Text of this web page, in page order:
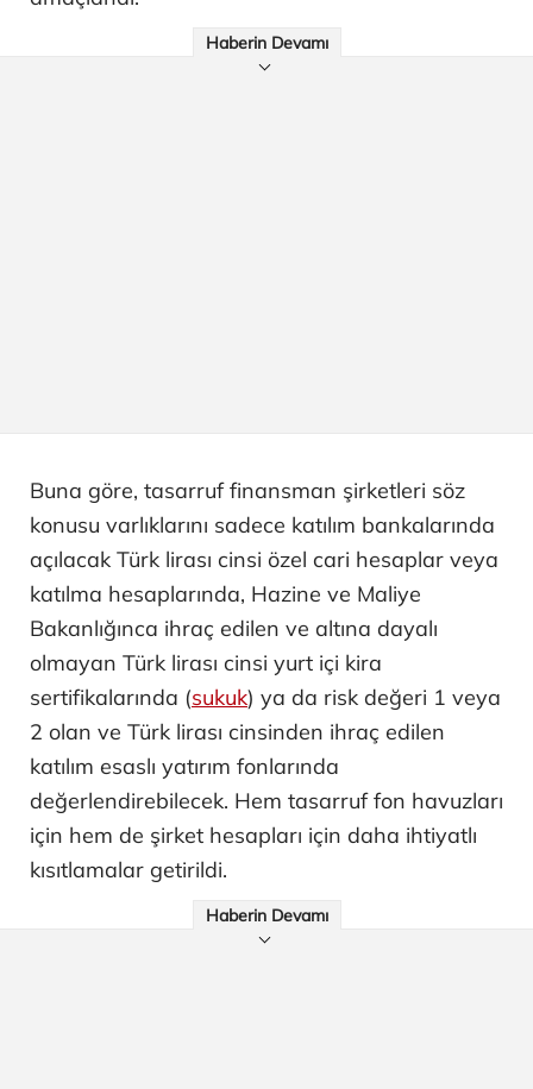
Haberin Devamı
Buna göre, tasarruf finansman şirketleri söz
konusu varlıklarını sadece katılım bankalarında
açılacak Türk lirası cinsi özel cari hesaplar veya
katılma hesaplarında, Hazine ve Maliye
Bakanlığınca ihraç edilen ve altına dayalı
olmayan Türk lirası cinsi yurt içi kira
sertifikalarında (sukuk) ya da risk değeri 1 veya
2 olan ve Türk lirası cinsinden ihraç edilen
katılım esaslı yatırım fonlarında
değerlendirebilecek. Hem tasarruf fon havuzları
için hem de şirket hesapları için daha ihtiyatlı
kısıtlamalar getirildi.
Haberin Devamı